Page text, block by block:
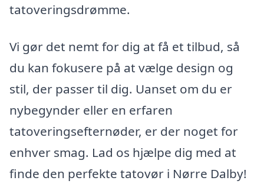
tatoveringsdrømme.
Vi gør det nemt for dig at få et tilbud, så
du kan fokusere på at vælge design og
stil, der passer til dig. Uanset om du er
nybegynder eller en erfaren
tatoveringsefternøder, er der noget for
enhver smag. Lad os hjælpe dig med at
finde den perfekte tatovør i Nørre Dalby!